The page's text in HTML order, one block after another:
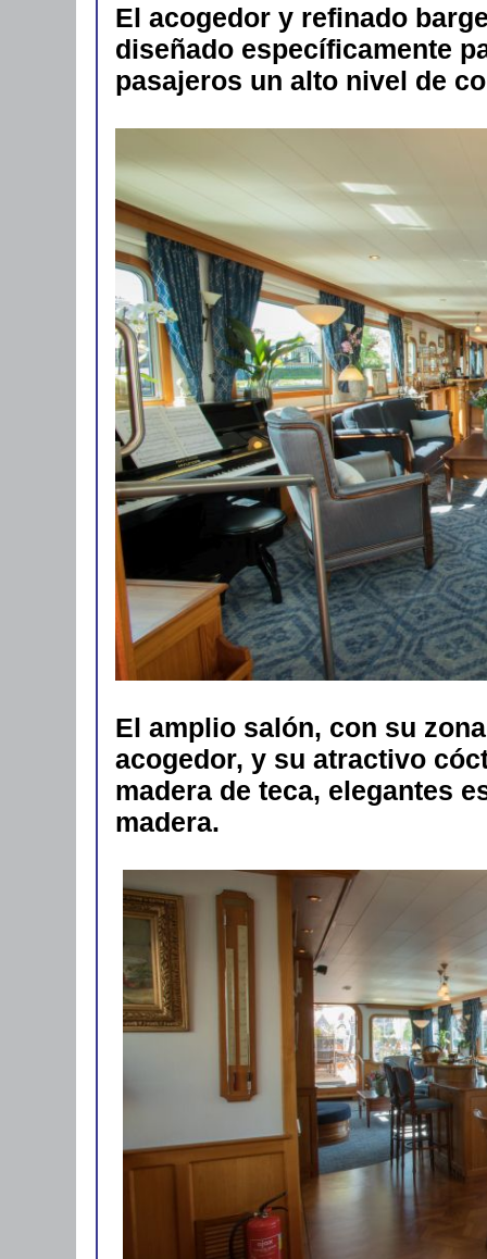
El acogedor y refinado
diseñado específicamente
pasajeros un alto nivel de
El amplio salón, con su
acogedor, y su atractivo
madera de teca, elegantes
madera.